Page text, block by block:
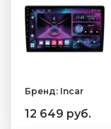
Бренд: Incar
12 649 руб.